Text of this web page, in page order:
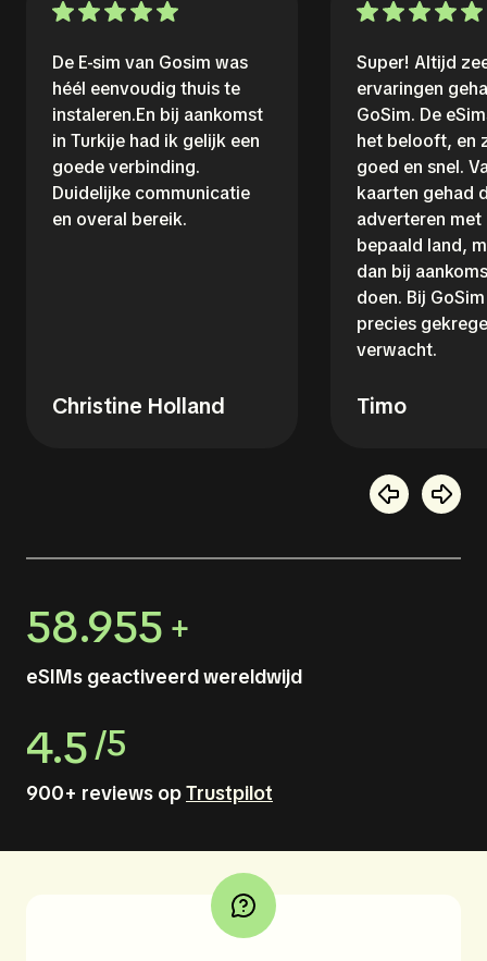
De E-sim van Gosim was
héél eenvoudig thuis te
instaleren.En bij aankomst
in Turkije had ik gelijk een
goede verbinding.
Duidelijke communicatie
en overal bereik.
Christine Holland
Super! Altijd
ervaringen
GoSim. De
het belooft, en
goed en snel.
kaarten gehad
adverteren met
bepaald land,
dan bij
doen. Bij
precies
verwacht.
Timo
58.955 +
eSIMs geactiveerd wereldwijd
4.5/5
900+ reviews opTrustpilot